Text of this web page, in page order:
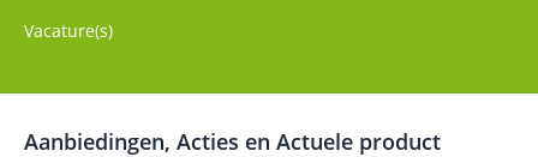
Vacature(s)
Aanbiedingen, Acties en Actuele product